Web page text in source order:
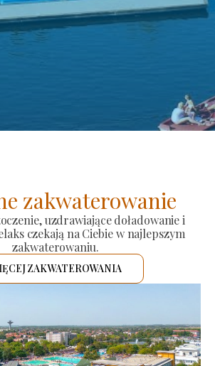
zakwaterowanie
uzdrawiające doładowanie i
czekają na Ciebie w najlepszym
zakwaterowaniu.
ZAKWATEROWANIA